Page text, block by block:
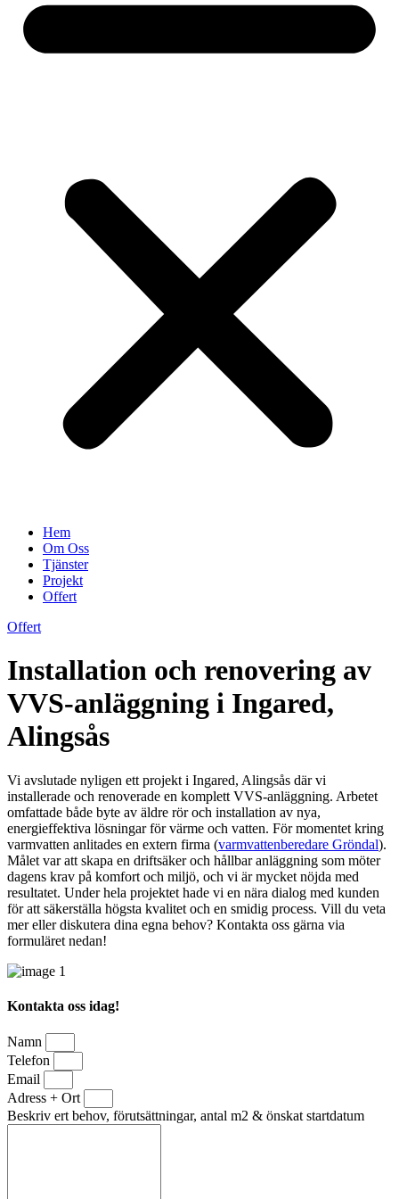
Hem
Om Oss
Tjänster
Projekt
Offert
Offert
Installation och renovering av
VVS-anläggning i Ingared,
Alingsås
Vi avslutade nyligen ett projekt i Ingared, Alingsås där vi
installerade och renoverade en komplett VVS-anläggning. Arbetet
omfattade både byte av äldre rör och installation av nya,
energieffektiva lösningar för värme och vatten. För momentet kring
varmvatten anlitades en extern firma (varmvattenberedare Gröndal).
Målet var att skapa en driftsäker och hållbar anläggning som möter
dagens krav på komfort och miljö, och vi är mycket nöjda med
resultatet. Under hela projektet hade vi en nära dialog med kunden
för att säkerställa högsta kvalitet och en smidig process. Vill du veta
mer eller diskutera dina egna behov? Kontakta oss gärna via
formuläret nedan!
Kontakta oss idag!
Namn
Telefon
Email
Adress + Ort
Beskriv ert behov, förutsättningar, antal m2 & önskat startdatum